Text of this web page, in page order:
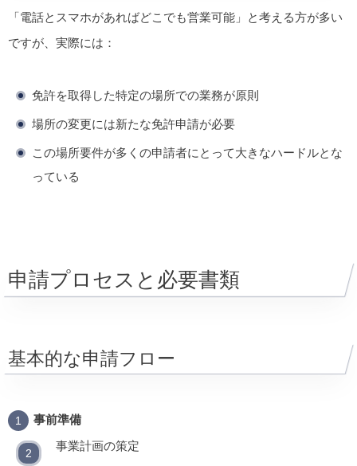
「電話とスマホがあればどこでも営業可能」と考える方が多い
ですが、実際には：
免許を取得した特定の場所での業務が原則
場所の変更には新たな免許申請が必要
この場所要件が多くの申請者にとって大きなハードルとな
っている
申請プロセスと必要書類
基本的な申請フロー
事前準備
事業計画の策定